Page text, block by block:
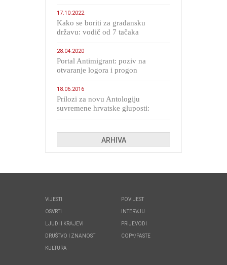
17.10.2022
Kako se boriti za građansku
državu: vodič od 7 tačaka
28.04.2020
Portal Antimigrant: poziv na
otvaranje logora i progon
18.06.2016
Prilozi za novu Antologiju
suvremene hrvatske gluposti:
ARHIVA
VIJESTI
OSVRTI
LJUDI I KRAJEVI
DRUŠTVO I ZNANOST
KULTURA
POVIJEST
INTERVJU
PRIJEVODI
COPY/PASTE